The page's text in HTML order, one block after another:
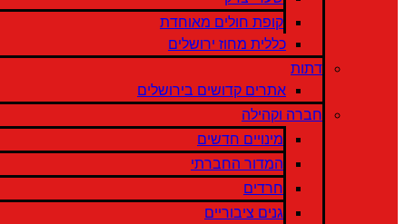
קופת חולים מאוחדת
כללית מחוז ירושלים
דתות
אתרים קדושים בירושלים
חברה וקהילה
מינויים חדשים
המדור החברתי
חרדים
גנים ציבוריים